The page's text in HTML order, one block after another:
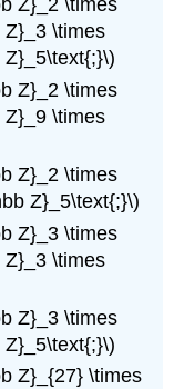
Z}_2 \times
\times
Z}_2 \times
\times
Z}_2 \times
Z}_5\text{;}\)
Z}_3 \times
\times
Z}_3 \times
Z}_{27} \times